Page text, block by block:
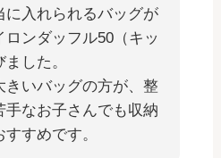
に入れられるバッグが
ロンダッフル50（キッ
した。
きいバッグの方が、整
手なお子さんでも収納
すめです。